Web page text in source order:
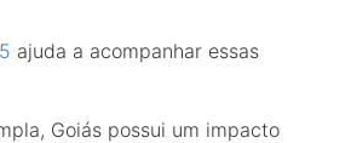
ajuda a acompanhar essas
Goiás possui um impacto